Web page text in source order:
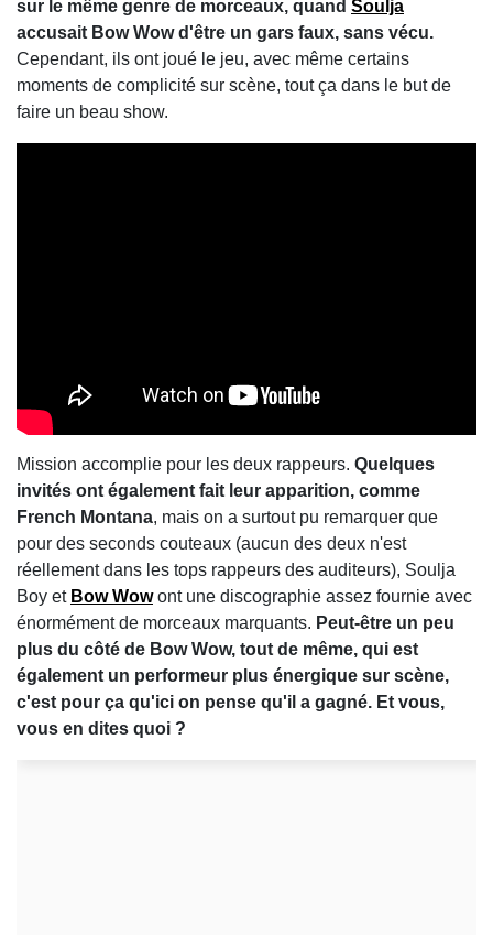
sur le même genre de morceaux, quand Soulja
accusait Bow Wow d'être un gars faux, sans vécu.
Cependant, ils ont joué le jeu, avec même certains
moments de complicité sur scène, tout ça dans le but de
faire un beau show.
Mission accomplie pour les deux rappeurs. Quelques
invités ont également fait leur apparition, comme
French Montana, mais on a surtout pu remarquer que
pour des seconds couteaux (aucun des deux n'est
réellement dans les tops rappeurs des auditeurs), Soulja
Boy et Bow Wowont une discographie assez fournie avec
énormément de morceaux marquants. Peut-être un peu
plus du côté de Bow Wow, tout de même, qui est
également un performeur plus énergique sur scène,
c'est pour ça qu'ici on pense qu'il a gagné. Et vous,
vous en dites quoi ?